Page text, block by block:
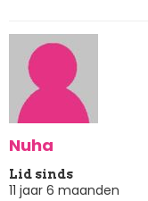
Nuha
Lid sinds
11 jaar 6 maanden